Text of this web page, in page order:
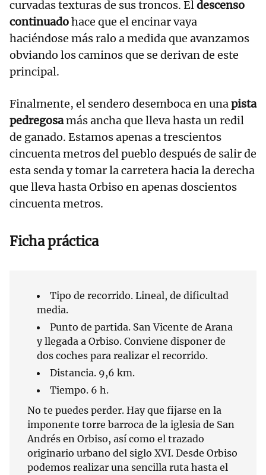
curvadas texturas de sus troncos. Eldescenso
continuadohace que el encinar vaya
haciéndose más ralo a medida que avanzamos
obviando los caminos que se derivan de este
principal.
Finalmente, el sendero desemboca en unapista
pedregosamás ancha que lleva hasta un redil
de ganado. Estamos apenas a trescientos
cincuenta metros del pueblo después de salir de
esta senda y tomar la carretera hacia la derecha
que lleva hasta Orbiso en apenas doscientos
cincuenta metros.
Ficha práctica
Tipo de recorrido. Lineal, de dificultad
media.
Punto de partida. San Vicente de Arana
y llegada a Orbiso. Conviene disponer de
dos coches para realizar el recorrido.
Distancia. 9,6 km.
Tiempo. 6 h.
No te puedes perder. Hay que fijarse en la
imponente torre barroca de la iglesia de San
Andrés en Orbiso, así como el trazado
originario urbano del siglo XVI. Desde Orbiso
podemos realizar una sencilla ruta hasta el